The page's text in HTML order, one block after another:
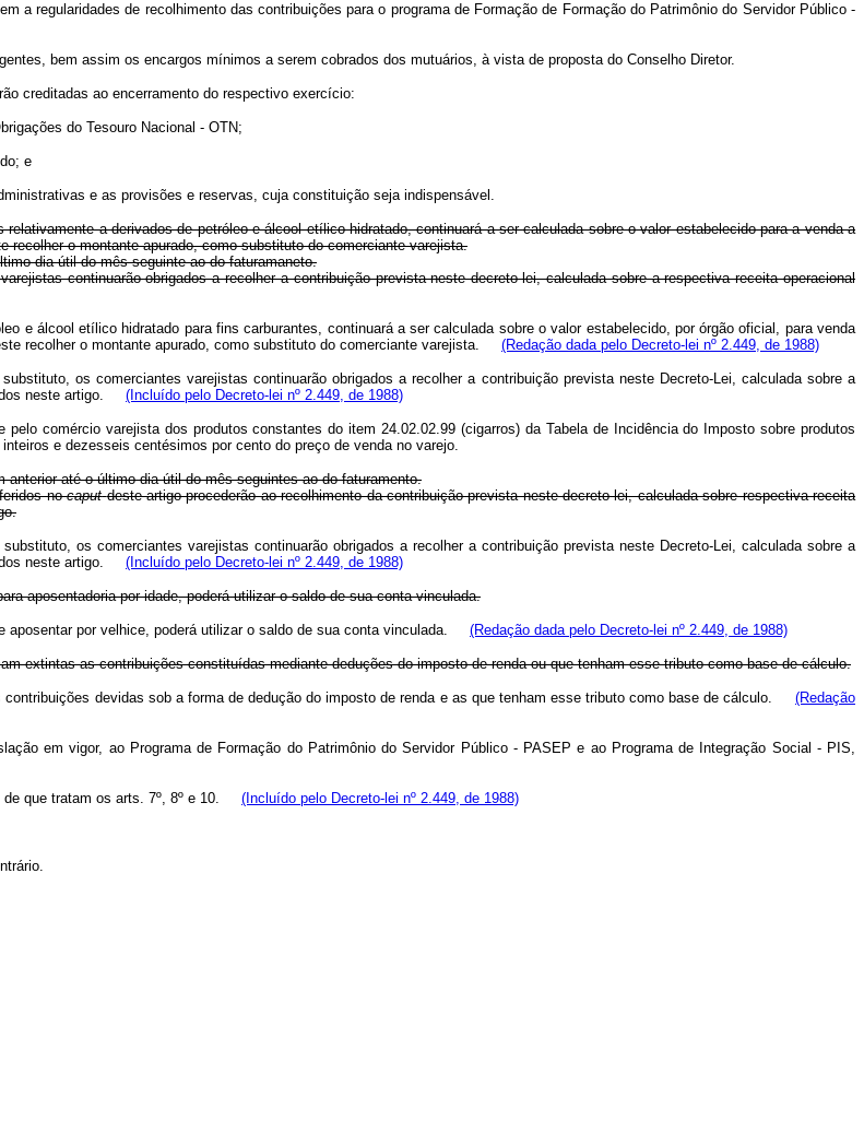
regularidades de recolhimento das contribuições para o programa de Formação de Formação do Patrimônio do Servidor Público -
bem assim os encargos mínimos a serem cobrados dos mutuários, à vista de proposta do Conselho Diretor.
creditadas ao encerramento do respectivo exercício:
do Tesouro Nacional - OTN;
e
e as provisões e reservas, cuja constituição seja indispensável.
a derivados de petróleo e álcool etílico hidratado, continuará a ser calculada sobre o valor estabelecido para a venda a
recolher o montante apurado, como substituto do comerciante varejista.
dia útil do mês seguinte ao do faturamaneto.
continuarão obrigados a recolher a contribuição prevista neste decreto-lei, calculada sobre a respectiva receita operacional
e álcool etílico hidratado para fins carburantes, continuará a ser calculada sobre o valor estabelecido, por órgão oficial, para venda
recolher o montante apurado, como substituto do comerciante varejista. (Redação dada pelo Decreto-lei nº 2.449, de 1988)
os comerciantes varejistas continuarão obrigados a recolher a contribuição prevista neste Decreto-Lei, calculada sobre a
neste artigo. (Incluído pelo Decreto-lei nº 2.449, de 1988)
comércio varejista dos produtos constantes do item 24.02.02.99 (cigarros) da Tabela de Incidência do Imposto sobre produtos
e dezesseis centésimos por cento do preço de venda no varejo.
até o último dia útil do mês seguintes ao do faturamento.
nocaput deste artigo procederão ao recolhimento da contribuição prevista neste decreto-lei, calculada sobre respectiva receita
os comerciantes varejistas continuarão obrigados a recolher a contribuição prevista neste Decreto-Lei, calculada sobre a
neste artigo. (Incluído pelo Decreto-lei nº 2.449, de 1988)
aposentadoria por idade, poderá utilizar o saldo de sua conta vinculada.
aposentar por velhice, poderá utilizar o saldo de sua conta vinculada. (Redação dada pelo Decreto-lei nº 2.449, de 1988)
extintas as contribuições constituídas mediante deduções do imposto de renda ou que tenham esse tributo como base de cálculo.
devidas sob a forma de dedução do imposto de renda e as que tenham esse tributo como base de cálculo.(Redação
em vigor, ao Programa de Formação do Patrimônio do Servidor Público - PASEP e ao Programa de Integração Social - PIS,
de que tratam os arts. 7º, 8º e 10. (Incluído pelo Decreto-lei nº 2.449, de 1988)